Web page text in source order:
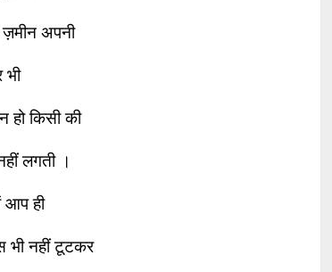
अपनी
भी
हो किसी की
लगती ।
आप ही
भी नहीं टूटकर